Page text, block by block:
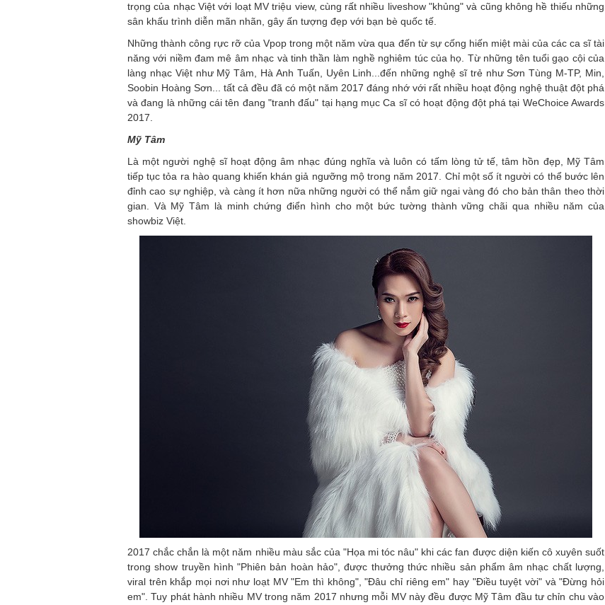
trọng của nhạc Việt với loạt MV triệu view, cùng rất nhiều liveshow "khủng" và cũng không hề thiếu những
sân khấu trình diễn mãn nhãn, gây ấn tượng đẹp với bạn bè quốc tế.
Những thành công rực rỡ của Vpop trong một năm vừa qua đến từ sự cống hiến miệt mài của các ca sĩ tài
năng với niềm đam mê âm nhạc và tinh thần làm nghề nghiêm túc của họ. Từ những tên tuổi gạo cội của
làng nhạc Việt như Mỹ Tâm, Hà Anh Tuấn, Uyên Linh...đến những nghệ sĩ trẻ như Sơn Tùng M-TP, Min,
Soobin Hoàng Sơn... tất cả đều đã có một năm 2017 đáng nhớ với rất nhiều hoạt động nghệ thuật đột phá
và đang là những cái tên đang "tranh đấu" tại hạng mục Ca sĩ có hoạt động đột phá tại WeChoice Awards
2017.
Mỹ Tâm
Là một người nghệ sĩ hoạt động âm nhạc đúng nghĩa và luôn có tấm lòng tử tế, tâm hồn đẹp, Mỹ Tâm
tiếp tục tỏa ra hào quang khiến khán giả ngưỡng mộ trong năm 2017. Chỉ một số ít người có thể bước lên
đỉnh cao sự nghiệp, và càng ít hơn nữa những người có thể nắm giữ ngai vàng đó cho bản thân theo thời
gian. Và Mỹ Tâm là minh chứng điển hình cho một bức tường thành vững chãi qua nhiều năm của
showbiz Việt.
2017 chắc chắn là một năm nhiều màu sắc của "Họa mi tóc nâu" khi các fan được diện kiến cô xuyên suốt
trong show truyền hình "Phiên bản hoàn hảo", được thưởng thức nhiều sản phẩm âm nhạc chất lượng,
viral trên khắp mọi nơi như loạt MV "Em thì không", "Đâu chỉ riêng em" hay "Điều tuyệt vời" và "Đừng hỏi
em". Tuy phát hành nhiều MV trong năm 2017 nhưng mỗi MV này đều được Mỹ Tâm đầu tư chỉn chu vào